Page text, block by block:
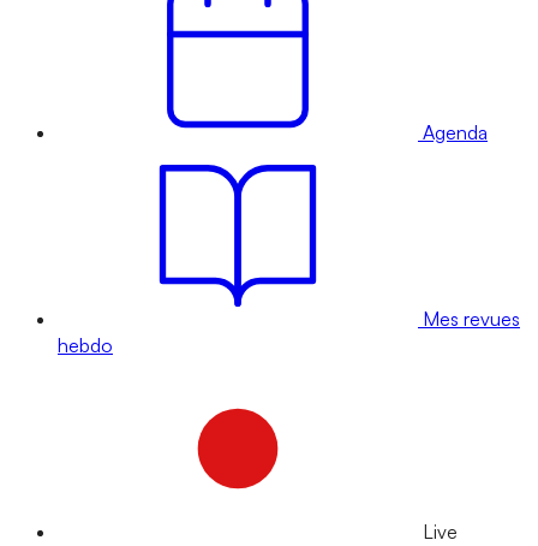
Agenda
Mes revues
hebdo
Live